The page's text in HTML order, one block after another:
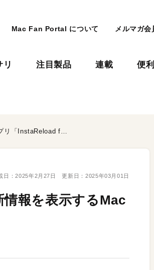
Mac Fan Portal について メルマガ会
リ 注目製品 連載 便
Webページを自動リロード！ 常に最新情報を表示するMacアプリ「InstaReload for Safari」
日：2025年2月27日 更新日： 2025年03月01日
報を表示するMac